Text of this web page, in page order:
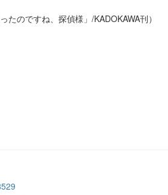
のですね、探偵様」/KADOKAWA刊）